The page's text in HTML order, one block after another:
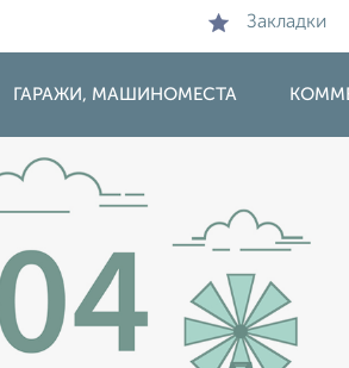
Закладки
ГАРАЖИ, МАШИНОМЕСТА